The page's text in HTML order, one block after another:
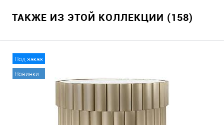
ТАКЖЕ ИЗ ЭТОЙ КОЛЛЕКЦИИ (158)
Под заказ
Новинки